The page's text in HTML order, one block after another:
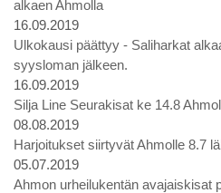
alkaen Ahmolla
16.09.2019
Ulkokausi päättyy - Saliharkat
syysloman jälkeen.
16.09.2019
Silja Line Seurakisat ke 14.8
08.08.2019
Harjoitukset siirtyvät Ahmolle 8.7
05.07.2019
Ahmon urheilukentän avajaiskisat